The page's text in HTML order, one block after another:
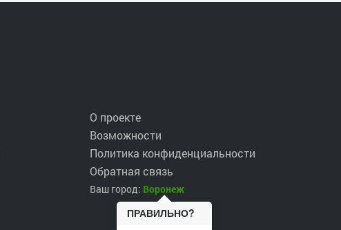
О проекте
Возможности
Политика конфиденциальности
Обратная связь
Ваш город: Воронеж
ПРАВИЛЬНО?